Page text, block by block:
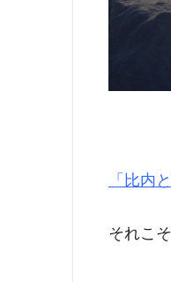
「比内
それこそ